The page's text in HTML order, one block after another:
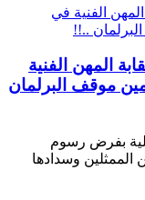
المهن الفنية
موقف البرلمان
بفرض رسوم
الممثلين وسدادها